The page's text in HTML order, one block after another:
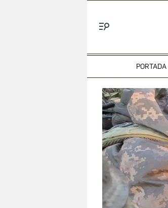
PORTADA